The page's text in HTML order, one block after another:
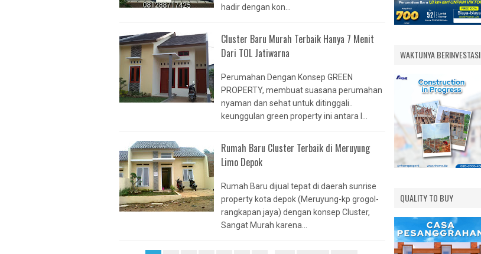
GRAND VILAMAS
RUKI SUDIMARA
VILAMAS SUDIMARA
CASA AZALEA
CASA DJAYA
DE TERRACE CINERE
DE EIGHT
VILAMAS JATIWARNA 1
VILAMAS JATIWARNA 2
PAMULANG MAS EXT.
VILA PAMULANG MAS
VILAMAS BEDAHAN
hadir dengan kon...
Cluster Baru Murah Terbaik Hanya 7 Menit
Dari TOL Jatiwarna
Perumahan Dengan Konsep GREEN
PROPERTY, membuat suasana perumahan
nyaman dan sehat untuk ditinggali..
keunggulan green property ini antara l...
Rumah Baru Cluster Terbaik di Meruyung
Limo Depok
Rumah Baru dijual tepat di daerah sunrise
property kota depok (Meruyung-kp grogol-
rangkapan jaya) dengan konsep Cluster,
Sangat Murah karena...
WAKTUNYA BERINVESTASI
QUALITY TO BUY